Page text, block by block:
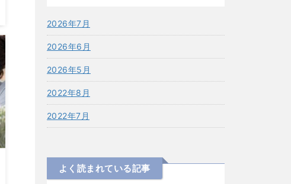
2026年7月
2026年6月
2026年5月
2022年8月
2022年7月
よく読まれている記事